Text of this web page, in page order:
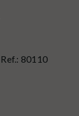
Ref.: 80110